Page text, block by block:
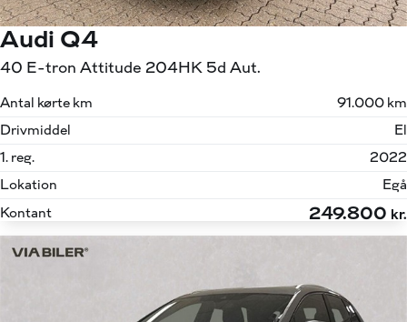
Audi Q4
40 E-tron Attitude 204HK 5d Aut.
Antal kørte km
91.000 km
Drivmiddel
El
1. reg.
2022
Lokation
Egå
Kontant
249.800 kr.